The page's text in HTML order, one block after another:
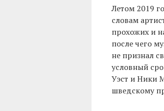
Летом 2019
словам
прохожих и
после чего
не признал
условный
Уэст и Ники
шведскому